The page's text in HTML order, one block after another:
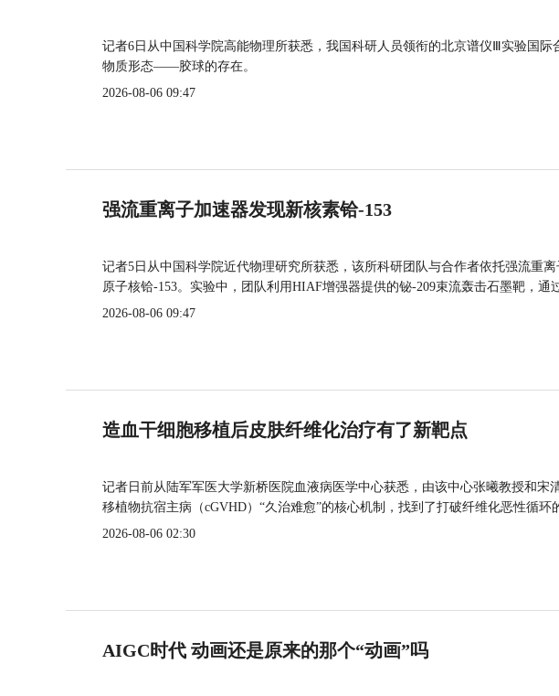
记者6日从中国科学院高能物理所获悉，我国科研人员领衔的北京谱仪Ⅲ实验国
物质形态——胶球的存在。
2026-08-06 09:47
强流重离子加速器发现新核素铪-153
记者5日从中国科学院近代物理研究所获悉，该所科研团队与合作者依托强流重
原子核铪-153。实验中，团队利用HIAF增强器提供的铋-209束流轰击石墨靶，通
2026-08-06 09:47
造血干细胞移植后皮肤纤维化治疗有了新靶点
记者日前从陆军军医大学新桥医院血液病医学中心获悉，由该中心张曦教授和宋
移植物抗宿主病（cGVHD）“久治难愈”的核心机制，找到了打破纤维化恶性循环
2026-08-06 02:30
AIGC时代 动画还是原来的那个“动画”吗